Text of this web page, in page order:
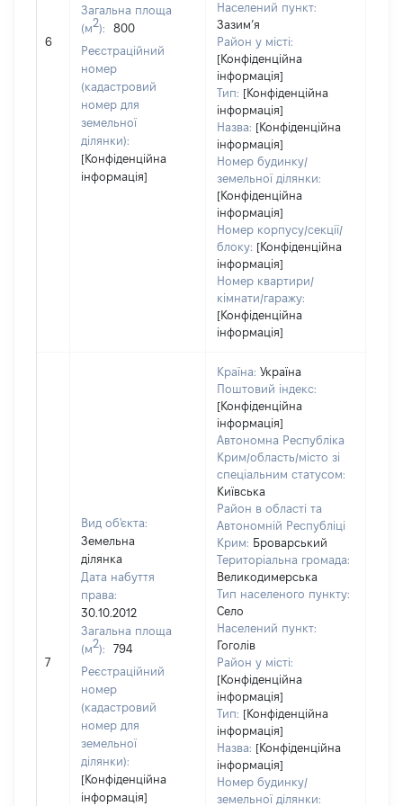
6
Загальна площа
(м2):
800
Реєстраційний
номер
(кадастровий
номер для
земельної
ділянки):
[Конфіденційна
інформація]
Населений пункт:
Зазим’я
Район у місті:
[Конфіденційна
інформація]
Тип: [Конфіденційна
інформація]
Назва: [Конфіденційна
інформація]
Номер будинку/
земельної ділянки:
[Конфіденційна
інформація]
Номер корпусу/секції/
блоку: [Конфіденційна
інформація]
Номер квартири/
кімнати/гаражу:
[Конфіденційна
інформація]
7
Вид об'єкта:
Земельна
ділянка
Дата набуття
права:
30.10.2012
Загальна площа
(м2):
794
Реєстраційний
номер
(кадастровий
номер для
земельної
ділянки):
[Конфіденційна
інформація]
Країна: Україна
Поштовий індекс:
[Конфіденційна
інформація]
Автономна Республіка
Крим/область/місто зі
спеціальним статусом:
Київська
Район в області та
Автономній Республіці
Крим: Броварський
Територіальна громада:
Великодимерська
Тип населеного пункту:
Село
Населений пункт:
Гоголів
Район у місті:
[Конфіденційна
інформація]
Тип: [Конфіденційна
інформація]
Назва: [Конфіденційна
інформація]
Номер будинку/
земельної ділянки: